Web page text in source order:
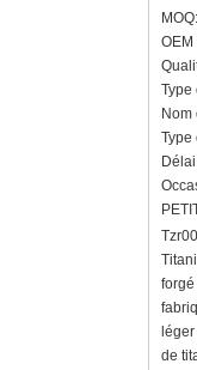
OEM
Type
Nom
Type
de